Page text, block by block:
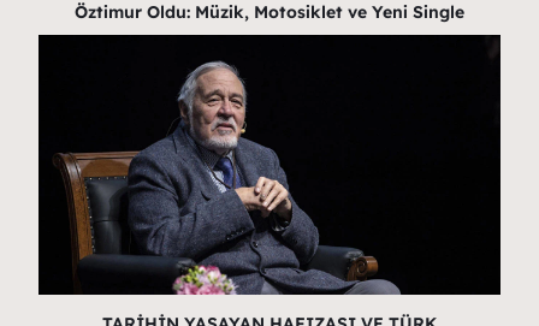
Öztimur Oldu: Müzik, Motosiklet ve Yeni Single